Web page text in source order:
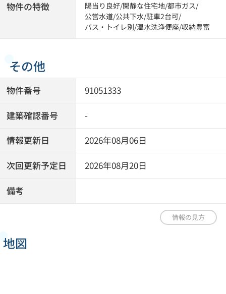
物件の特徴 陽当り良好/閑静な住宅地/都市ガス/
公営水道/公共下水/駐車2台可/
バス・トイレ別/温水洗浄便座/収納豊富
その他
物件番号 91051333
建築確認番号 -
情報更新日 2026年08月06日
次回更新予定日 2026年08月20日
備考
情報の見方
地図